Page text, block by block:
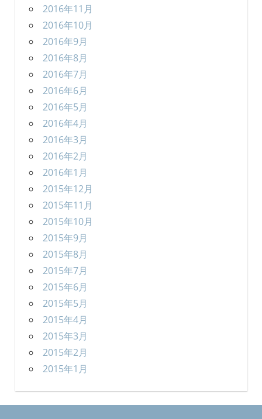
2016年11月
2016年10月
2016年9月
2016年8月
2016年7月
2016年6月
2016年5月
2016年4月
2016年3月
2016年2月
2016年1月
2015年12月
2015年11月
2015年10月
2015年9月
2015年8月
2015年7月
2015年6月
2015年5月
2015年4月
2015年3月
2015年2月
2015年1月